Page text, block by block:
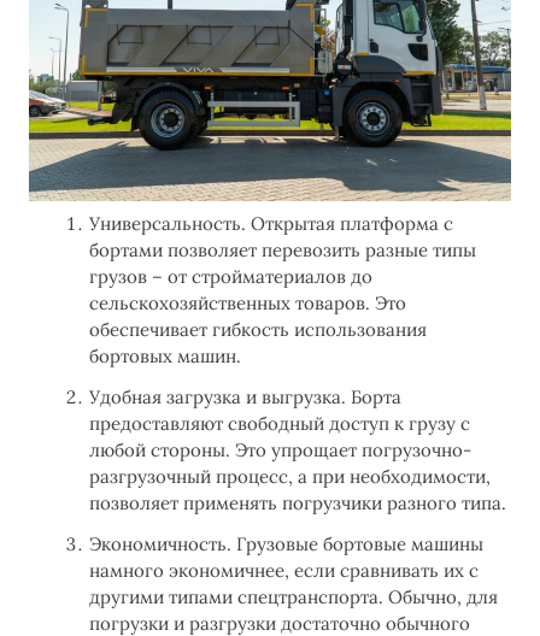
Универсальность. Открытая платформа с
бортами позволяет перевозить разные типы
грузов – от стройматериалов до
сельскохозяйственных товаров. Это
обеспечивает гибкость использования
бортовых машин.
Удобная загрузка и выгрузка. Борта
предоставляют свободный доступ к грузу с
любой стороны. Это упрощает погрузочно-
разгрузочный процесс, а при необходимости,
позволяет применять погрузчики разного типа.
Экономичность. Грузовые бортовые машины
намного экономичнее, если сравнивать их с
другими типами спецтранспорта. Обычно, для
погрузки и разгрузки достаточно обычного